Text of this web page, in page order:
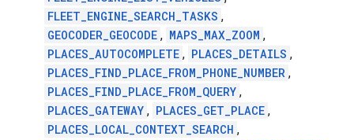
FLEET_ENGINE_SEARCH_TASKS ,
GEOCODER_GEOCODE , MAPS_MAX_ZOOM ,
PLACES_AUTOCOMPLETE , PLACES_DETAILS ,
PLACES_FIND_PLACE_FROM_PHONE_NUMBER ,
PLACES_FIND_PLACE_FROM_QUERY ,
PLACES_GATEWAY , PLACES_GET_PLACE ,
PLACES_LOCAL_CONTEXT_SEARCH ,